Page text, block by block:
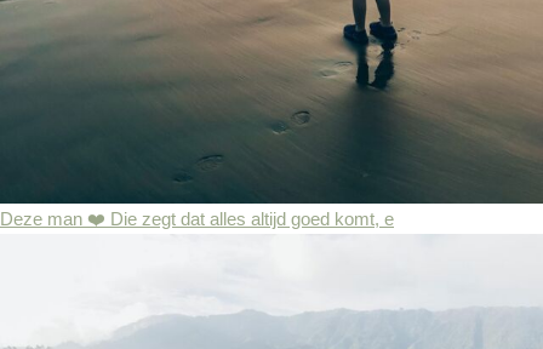
Deze man ❤️ Die zegt dat alles altijd goed komt, e